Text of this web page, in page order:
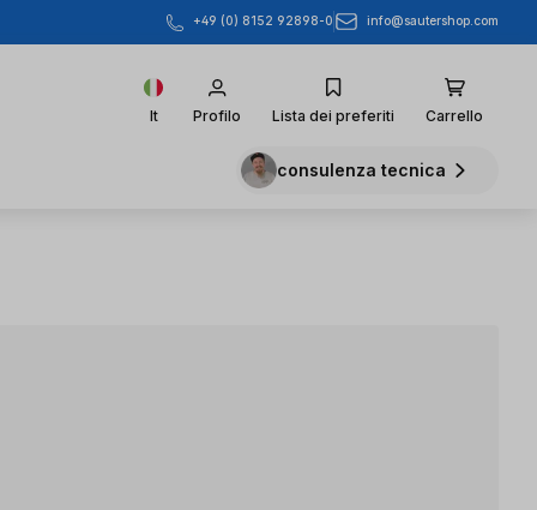
+49 (0) 8152 92898-0 info@sautershop.com
It Profilo Lista dei preferiti Carrello
consulenza tecnica